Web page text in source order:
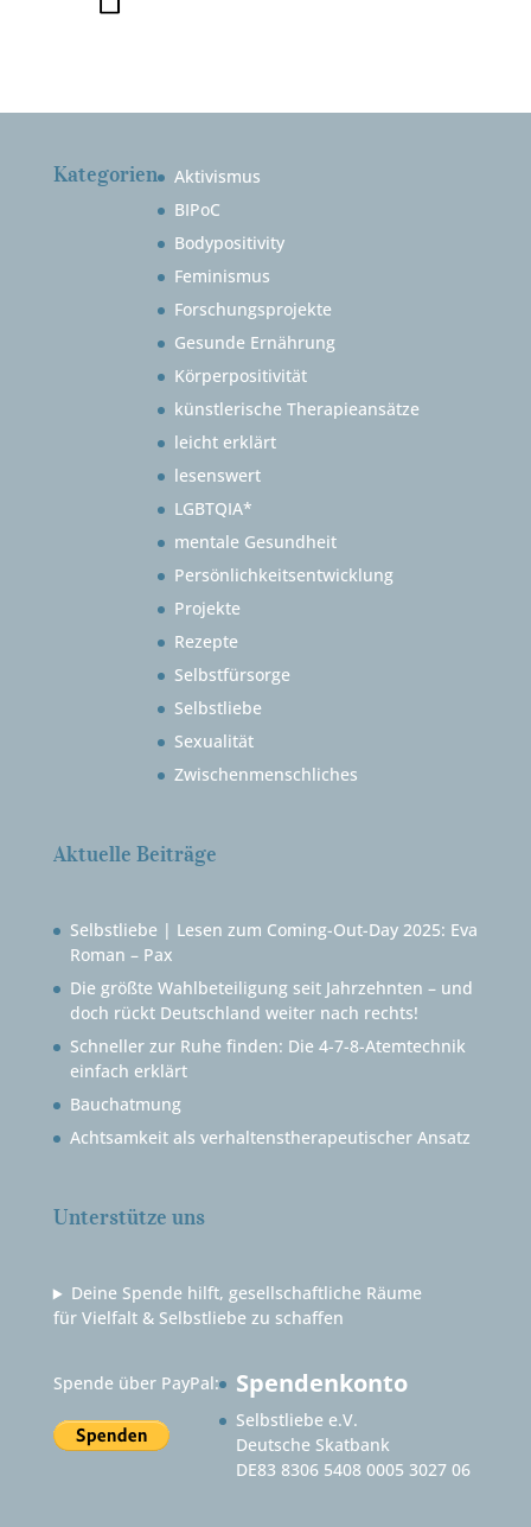
Kategorien
Aktivismus
BIPoC
Bodypositivity
Feminismus
Forschungsprojekte
Gesunde Ernährung
Körperpositivität
künstlerische Therapieansätze
leicht erklärt
lesenswert
LGBTQIA*
mentale Gesundheit
Persönlichkeitsentwicklung
Projekte
Rezepte
Selbstfürsorge
Selbstliebe
Sexualität
Zwischenmenschliches
Aktuelle Beiträge
Selbstliebe | Lesen zum Coming-Out-Day 2025: Eva
Roman – Pax
Die größte Wahlbeteiligung seit Jahrzehnten – und
doch rückt Deutschland weiter nach rechts!
Schneller zur Ruhe finden: Die 4-7-8-Atemtechnik
einfach erklärt
Bauchatmung
Achtsamkeit als verhaltenstherapeutischer Ansatz
Unterstütze uns
Deine Spende hilft, gesellschaftliche Räume
für Vielfalt & Selbstliebe zu schaffen
Spende über PayPal: Spendenkonto
Selbstliebe e.V.
Deutsche Skatbank
DE83 8306 5408 0005 3027 06